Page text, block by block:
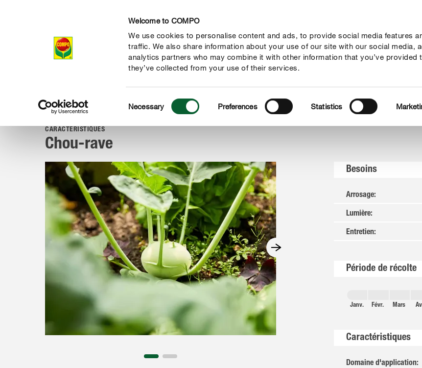
Welcome to COMPO
We use cookies to personalise content and ads, to provide social media features
traffic. We also share information about your use of our site with our social media,
analytics partners who may combine it with other information that you’ve provided
they’ve collected from your use of their services.
Selection
Necessary Preferences Statistics
Produits Conseil Thèmes Service Qui sommes-nous?
COMPOConseil Portraits de plantes Herbes aromatiques, fruits et légumes Chou-rave
CARACTÉRISTIQUES
Chou-rave
Besoins
Arrosage:
Lumière:
Entretien:
Période de récolte
Janv. Févr. Mars
Caractéristiques
Domaine d'application: